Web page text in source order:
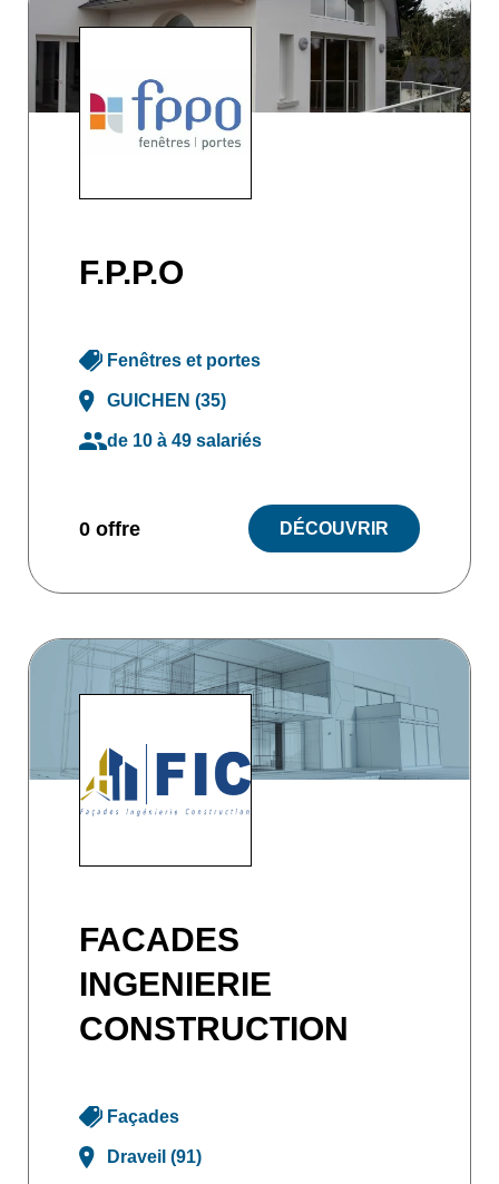
F.P.P.O
Fenêtres et portes
GUICHEN (35)
de 10 à 49 salariés
0 offre DÉCOUVRIR
FACADES
INGENIERIE
CONSTRUCTION
Façades
Draveil (91)